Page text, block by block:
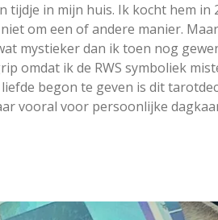
tijdje in mijn huis. Ik kocht hem in
om een of andere manier.
mystieker dan ik toen nog
omdat ik de RWS symboliek
begon te geven is dit
vooral voor persoonlijke